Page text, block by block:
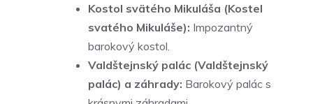
Kostol svätého Mikuláša (Kostel
svatého Mikuláše): Impozantný
barokový kostol.
Valdštejnský palác (Valdštejnský
palác) a záhrady: Barokový palác s